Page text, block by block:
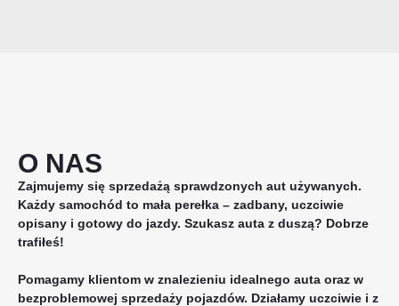
O NAS
Zajmujemy się sprzedażą sprawdzonych aut używanych.
Każdy samochód to mała perełka – zadbany, uczciwie
opisany i gotowy do jazdy. Szukasz auta z duszą? Dobrze
trafiłeś!
Pomagamy klientom w znalezieniu idealnego auta oraz w
bezproblemowej sprzedaży pojazdów. Działamy uczciwie i z